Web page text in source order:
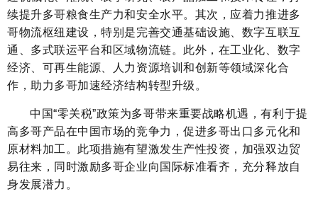
续提升多哥粮食生产力和安全水平。其次，应着力推进多
哥物流枢纽建设，特别是完善交通基础设施、数字互联互
通、多式联运平台和区域物流链。此外，在工业化、数字
经济、可再生能源、人力资源培训和创新等领域深化合
作，助力多哥加速经济结构转型升级。
中国“零关税”政策为多哥带来重要战略机遇，有利于提
高多哥产品在中国市场的竞争力，促进多哥出口多元化和
原材料加工。此项措施有望激发生产性投资，加强双边贸
易往来，同时激励多哥企业向国际标准看齐，充分释放自
身发展潜力。